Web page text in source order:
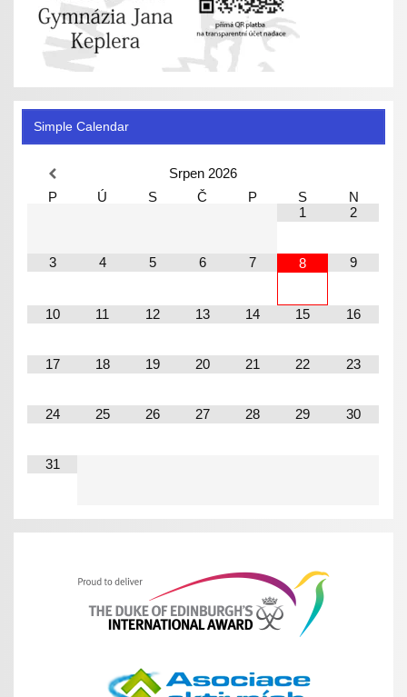
Simple Calendar
Srpen 2026
P
Ú S Č P S
N
1
2
3 4 5 6 7 8 9
10 11 12 13 14 15 16
17 18 19 20 21 22 23
24 25 26 27 28 29 30
31